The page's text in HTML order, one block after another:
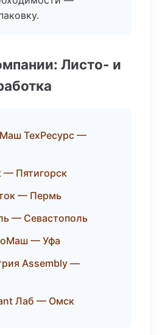
Листо- и
ТехРесурс —
— Пятигорск
— Пермь
— Севастополь
— Уфа
Assembly —
Лаб — Омск